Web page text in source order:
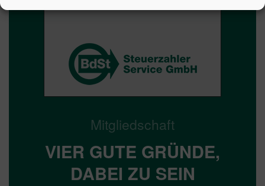
Mitgliedschaft
VIER GUTE GRÜNDE,
DABEI ZU SEIN